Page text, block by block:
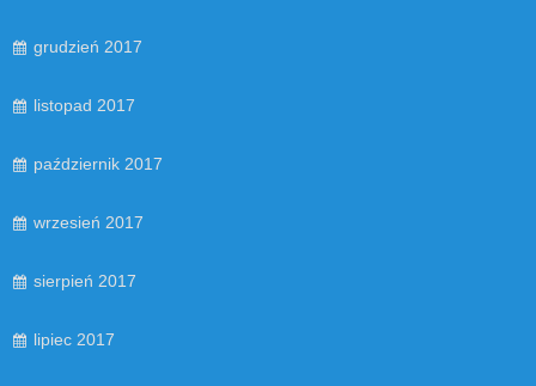
grudzień 2017
listopad 2017
październik 2017
wrzesień 2017
sierpień 2017
lipiec 2017